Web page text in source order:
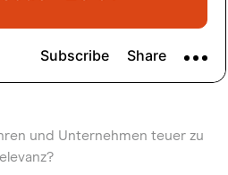
und Unternehmen teuer zu